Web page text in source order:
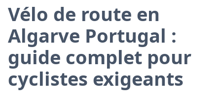
Vélo de route en
Algarve Portugal :
guide complet pour
cyclistes exigeants